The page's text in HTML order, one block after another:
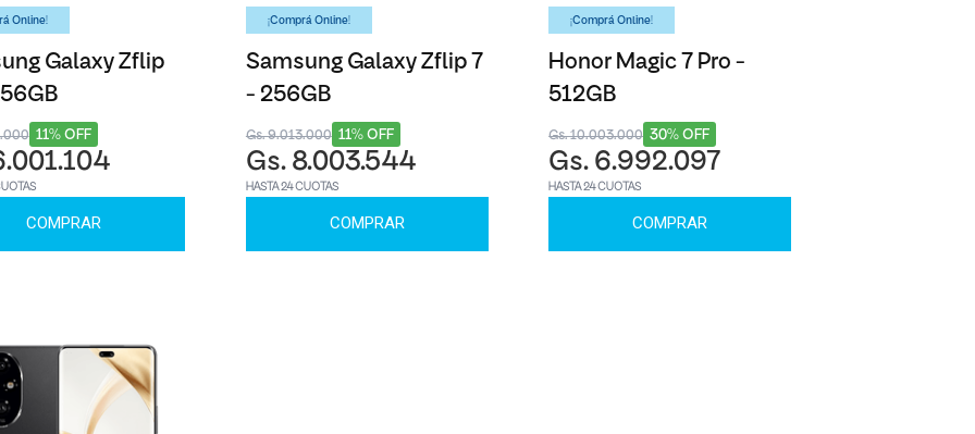
Online!
Galaxy Zflip
11% OFF
COMPRAR
¡Comprá Online!
Samsung Galaxy Zflip 7
- 256GB
11% OFF
Gs. 9.013.000
Gs. 8.003.544
HASTA 24 CUOTAS
COMPRAR
¡Comprá Online!
Honor Magic 7 Pro -
512GB
30% OFF
Gs. 10.003.000
Gs. 6.992.097
HASTA 24 CUOTAS
COMPRAR